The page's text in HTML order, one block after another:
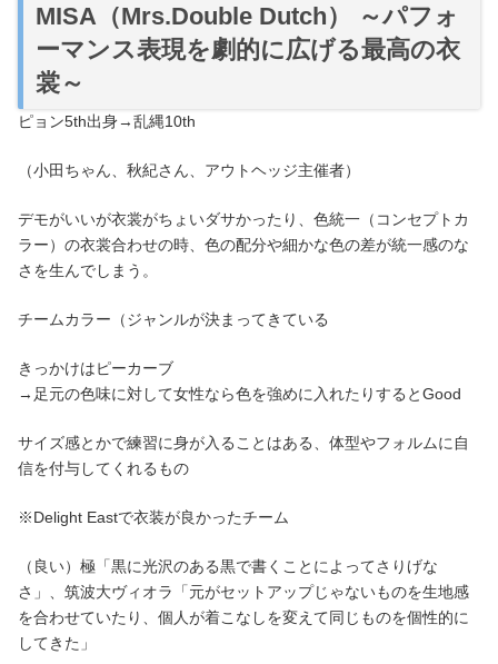
MISA（Mrs.Double Dutch） ～パフォ
ーマンス表現を劇的に広げる最高の衣
裳～
ピョン5th出身→乱縄10th
（小田ちゃん、秋紀さん、アウトヘッジ主催者）
デモがいいが衣裳がちょいダサかったり、色統一（コンセプトカ
ラー）の衣裳合わせの時、色の配分や細かな色の差が統一感のな
さを生んでしまう。
チームカラー（ジャンルが決まってきている
きっかけはピーカーブ
→足元の色味に対して女性なら色を強めに入れたりするとGood
サイズ感とかで練習に身が入ることはある、体型やフォルムに自
信を付与してくれるもの
※Delight Eastで衣装が良かったチーム
（良い）極「黒に光沢のある黒で書くことによってさりげな
さ」、筑波大ヴィオラ「元がセットアップじゃないものを生地感
を合わせていたり、個人が着こなしを変えて同じものを個性的に
してきた」